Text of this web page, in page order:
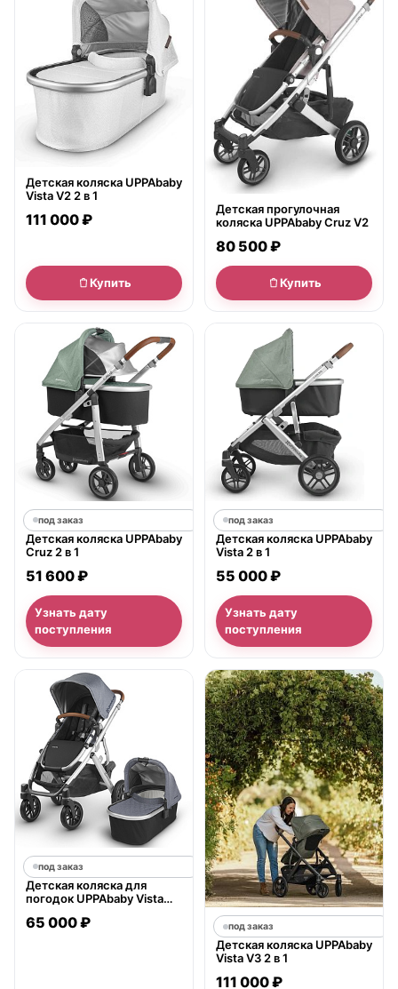
Детская коляска UPPAbaby
Vista V2 2 в 1
111 000 ₽
Купить
Детская прогулочная
коляска UPPAbaby Cruz V2
80 500 ₽
Купить
под заказ
Детская коляска UPPAbaby
Cruz 2 в 1
51 600 ₽
Узнать дату
поступления
под заказ
Детская коляска UPPAbaby
Vista 2 в 1
55 000 ₽
Узнать дату
поступления
под заказ
Детская коляска для
погодок UPPAbaby Vista
65 000 ₽ под заказ
Детская коляска UPPAbaby
Vista V3 2 в 1
111 000 ₽